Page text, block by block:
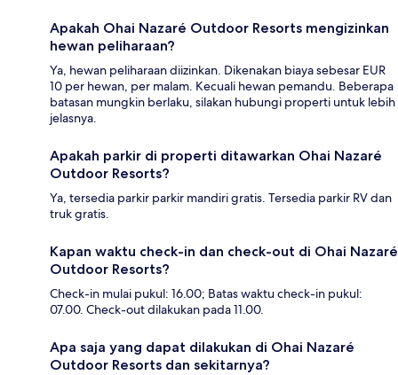
Apakah Ohai Nazaré Outdoor Resorts mengizinkan
hewan peliharaan?
Ya, hewan peliharaan diizinkan. Dikenakan biaya sebesar EUR
10 per hewan, per malam. Kecuali hewan pemandu. Beberapa
batasan mungkin berlaku, silakan hubungi properti untuk lebih
jelasnya.
Apakah parkir di properti ditawarkan Ohai Nazaré
Outdoor Resorts?
Ya, tersedia parkir parkir mandiri gratis. Tersedia parkir RV dan
truk gratis.
Kapan waktu check-in dan check-out di Ohai Nazaré
Outdoor Resorts?
Check-in mulai pukul: 16.00; Batas waktu check-in pukul:
07.00. Check-out dilakukan pada 11.00.
Apa saja yang dapat dilakukan di Ohai Nazaré
Outdoor Resorts dan sekitarnya?